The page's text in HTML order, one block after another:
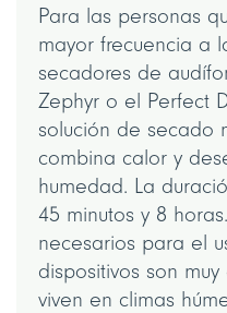
Para las personas
mayor frecuencia a
secadores de
Zephyr o el Perfect
solución de secado
combina calor y
humedad. La
45 minutos y 8
necesarios para el
dispositivos son
viven en climas